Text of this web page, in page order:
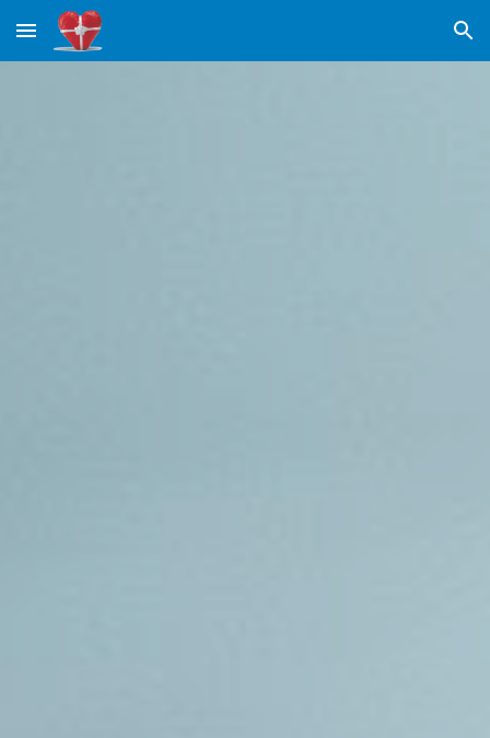
Skip to main content Skip to navigation